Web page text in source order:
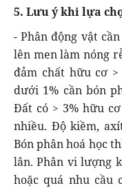
5. Lưu ý khi lựa
- Phân động vật
lên men làm nóng
đảm chất hữu cơ
dưới 1% cần bón
Đất có > 3% hữu
nhiều. Độ kiềm,
Bón phân hoá học
lân. Phân vi lượng
hoặc quá nhu cầu